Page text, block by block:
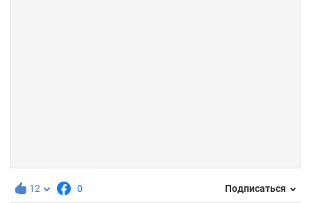
12 0 Подписаться